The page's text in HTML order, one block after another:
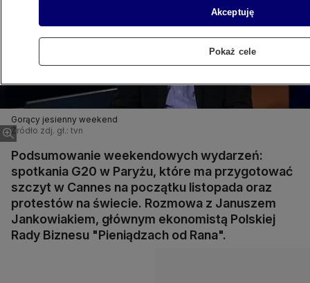
Gorący jesienny weekend
Źródło zdj. gł.: tvn
Podsumowanie weekendowych wydarzeń:
spotkania G20 w Paryżu, które ma przygotować
szczyt w Cannes na początku listopada oraz
protestów na świecie. Rozmowa z Januszem
Jankowiakiem, głównym ekonomistą Polskiej
Rady Biznesu "Pieniądzach od Rana".
Akceptuję
Pokaż cele